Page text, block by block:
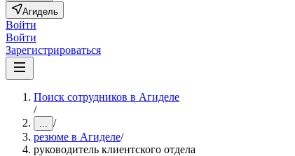
Агидель
Войти
Войти
Зарегистрироваться
Поиск сотрудников в Агиделе
/
... /
резюме в Агиделе/
руководитель клиентского отдела